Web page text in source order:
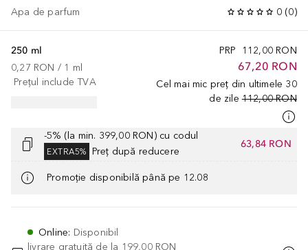
Apa de parfum 0 (0)
PRP 112,00 RON
67,20 RON
Cel mai mic preț din ultimele 30
de zile 112,00 RON
250 ml
0,27 RON / 1 ml
Prețul include TVA
-5% (la min. 399,00 RON) cu codul
EXTRA5% Preț după reducere
63,84 RON
Promoție disponibilă până pe 12.08
Online: Disponibil
livrare gratuită de la 199,00 RON